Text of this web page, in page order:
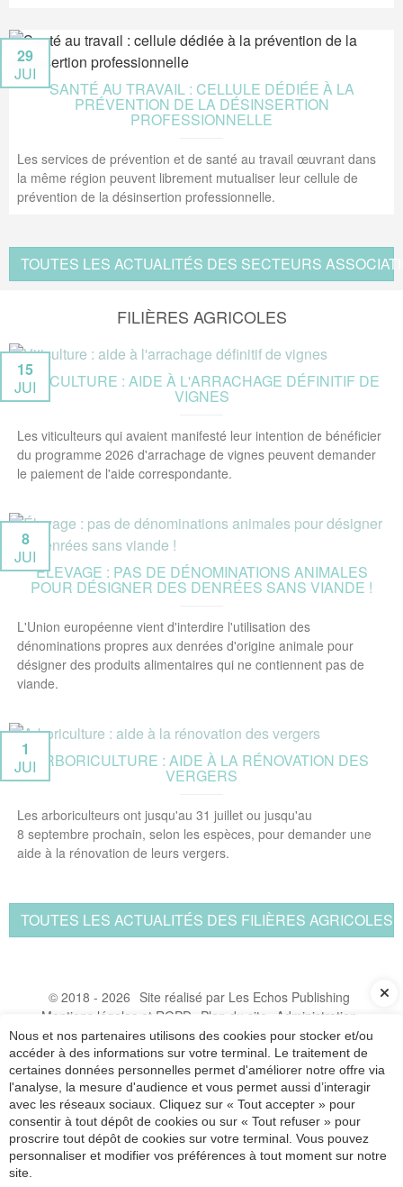
SANTÉ AU TRAVAIL : CELLULE DÉDIÉE À LA
PRÉVENTION DE LA DÉSINSERTION
PROFESSIONNELLE
29
JUI
Les services de prévention et de santé au travail œuvrant dans
la même région peuvent librement mutualiser leur cellule de
prévention de la désinsertion professionnelle.
TOUTES LES ACTUALITÉS DES SECTEURS
FILIÈRES AGRICOLES
VITICULTURE : AIDE À L'ARRACHAGE DÉFINITIF DE
VIGNES
15
JUI
Les viticulteurs qui avaient manifesté leur intention de bénéficier
du programme 2026 d'arrachage de vignes peuvent demander
le paiement de l'aide correspondante.
ÉLEVAGE : PAS DE DÉNOMINATIONS ANIMALES
POUR DÉSIGNER DES DENRÉES SANS VIANDE !
8
JUI
L'Union européenne vient d'interdire l'utilisation des
dénominations propres aux denrées d'origine animale pour
désigner des produits alimentaires qui ne contiennent pas de
viande.
ARBORICULTURE : AIDE À LA RÉNOVATION DES
VERGERS
1
JUI
Les arboriculteurs ont jusqu'au 31 juillet ou jusqu'au
8 septembre prochain, selon les espèces, pour demander une
aide à la rénovation de leurs vergers.
TOUTES LES ACTUALITÉS DES FILIÈRES AGRICOLES
© 2018 - 2026 Site réalisé par Les Echos Publishing
Mentions légales et RGPD Plan du site
Administration
Inscription newsletter
Expert-comptable Saint-Louis Centre fiduciaire Cabinet comptable
Mulhouse Comptabilité Gestion Conseil
Commissaire aux comptes
Droit des sociétés Droit fiscal Comptable Prévisionnel Déclaration impôt
Défiscalisation
Nous et nos partenaires utilisons des cookies pour stocker et/ou
accéder à des informations sur votre terminal. Le traitement de
certaines données personnelles permet d'améliorer notre offre via
l'analyse, la mesure d'audience et vous permet aussi d’interagir
avec les réseaux sociaux. Cliquez sur « Tout accepter » pour
consentir à tout dépôt de cookies ou sur « Tout refuser » pour
proscrire tout dépôt de cookies sur votre terminal. Vous pouvez
personnaliser et modifier vos préférences à tout moment sur notre
site.